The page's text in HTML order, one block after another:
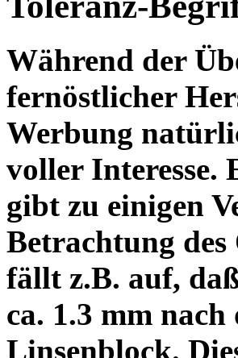
Während der
fernöstlicher
Werbung
voller Interesse.
gibt zu einigen
Betrachtung
fällt z.B. auf,
ca. 1.3 mm
Linsenblock.